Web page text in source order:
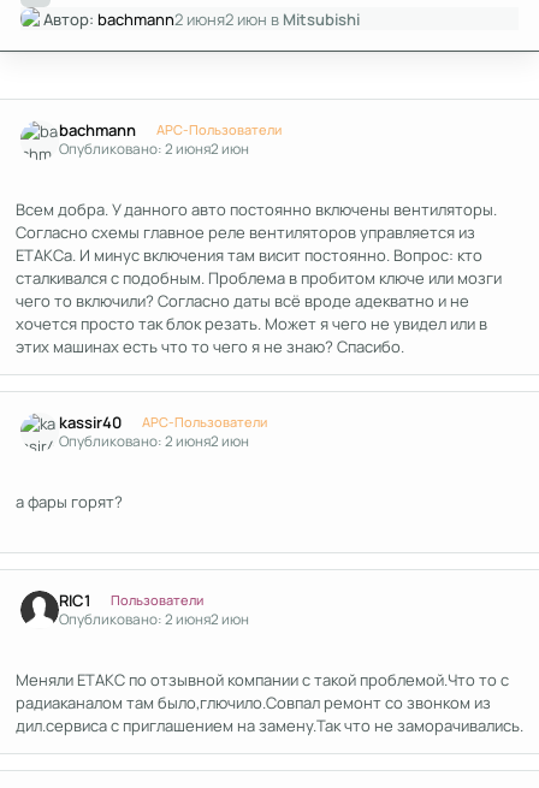
Автор: bachmann2 июня2 июн в Mitsubishi
bachmann APC-Пользователи
Опубликовано:2 июня2 июн
Всем добра. У данного авто постоянно включены вентиляторы.
Согласно схемы главное реле вентиляторов управляется из
ЕТАКСа. И минус включения там висит постоянно. Вопрос: кто
сталкивался с подобным. Проблема в пробитом ключе или мозги
чего то включили? Согласно даты всё вроде адекватно и не
хочется просто так блок резать. Может я чего не увидел или в
этих машинах есть что то чего я не знаю? Спасибо.
kassir40 APC-Пользователи
Опубликовано:2 июня2 июн
а фары горят?
RIC1 Пользователи
Опубликовано:2 июня2 июн
Меняли ETAKC по отзывной компании с такой проблемой.Что то с
радиаканалом там было,глючило.Совпал ремонт со звонком из
дил.сервиса с приглашением на замену.Так что не заморачивались.